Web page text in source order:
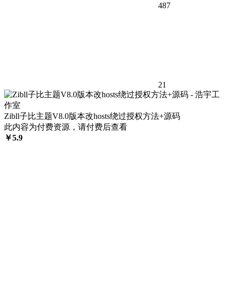
487
21
Zibll子比主题V8.0版本改hosts绕过授权方法+源码
此内容为付费资源，请付费后查看
￥5.9